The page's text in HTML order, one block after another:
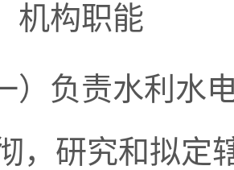
机构职能
）负责水利水
，研究和拟定